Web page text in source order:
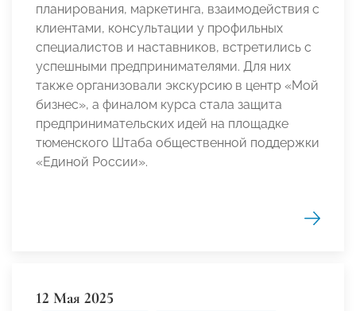
планирования, маркетинга, взаимодействия с
клиентами, консультации у профильных
специалистов и наставников, встретились с
успешными предпринимателями. Для них
также организовали экскурсию в центр «Мой
бизнес», а финалом курса стала защита
предпринимательских идей на площадке
тюменского Штаба общественной поддержки
«Единой России».
12 Мая 2025